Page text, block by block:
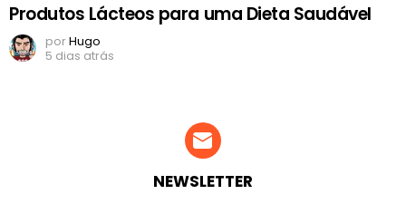
Produtos Lácteos para uma Dieta Saudável
porHugo
5 dias atrás
NEWSLETTER